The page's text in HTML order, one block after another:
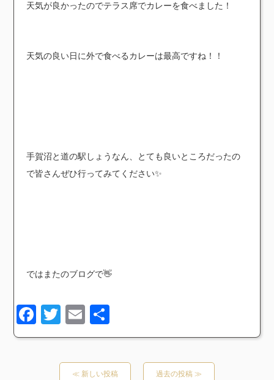
天気が良かったのでテラス席でカレーを食べました！
天気の良い日に外で食べるカレーは最高ですね！！
手賀沼と道の駅しょうなん、とても良いところだったの
で皆さんぜひ行ってみてください✨
ではまたのブログで👋
Facebook
TwitterEmail
有
≪ 新しい投稿 過去の投稿 ≫